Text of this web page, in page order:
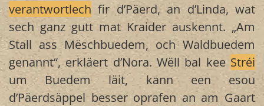
verantwortlechfir d’Päerd, an d’Linda, wat
sech ganz gutt mat Kraider auskennt. „Am
Stall ass Mëschbuedem, och Waldbuedem
genannt“, erkläert d’Nora. Wëll bal kee Stréi
um Buedem läit, kann een esou
d’Päerdsäppel besser oprafen an am Gaart